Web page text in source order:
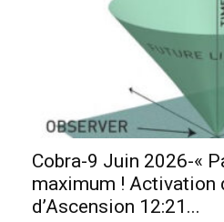
Cobra-9 Juin 2026-«
maximum ! Activation
d’Ascension 12:21...